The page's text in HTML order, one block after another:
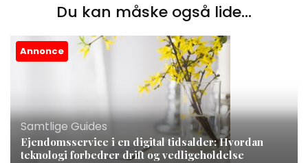
Du kan måske også lide...
Annonce
Samtlige Guides
Ejendomsservice i en digital tidsalder: Hvordan
teknologi forbedrer drift og vedligeholdelse